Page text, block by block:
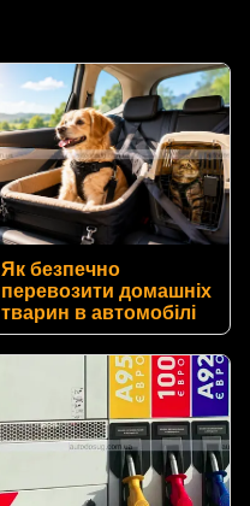
Як безпечно
перевозити домашніх
тварин в автомобілі